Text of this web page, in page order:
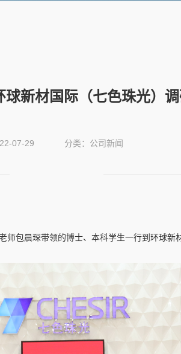
球新材国际（七色珠光）
07-29 分类：公司新闻
师包晨琛带领的博士、本科学生一行到环球新